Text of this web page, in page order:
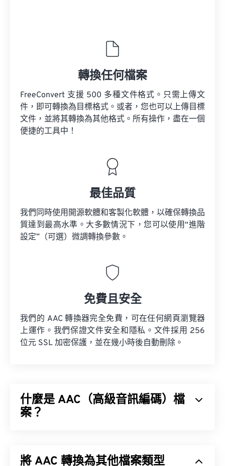
轉換任何檔案
FreeConvert 支援 500 多種文件格式。只需上傳文
件，即可轉換為目標格式。或者，您也可以上傳目標
文件，並將其轉換為其他格式。所有操作，盡在一個
便捷的工具中！
最佳品質
我們同時使用開源軟體和客製化軟體，以確保轉換品
質達到最高水準。大多數情況下，您可以使用“進階
設定”（可選）微調轉換參數。
免費且安全
我們的 AAC 轉換器完全免費，可在任何網頁瀏覽器
上運作。我們保證文件安全和隱私。文件採用 256
位元 SSL 加密保護，並在幾小時後自動刪除。
什麼是 AAC（高級音訊編碼）檔
案？
電視、數位廣播和網路串流媒體。它是 iOS、
將 AAC 轉換為其他檔案類型